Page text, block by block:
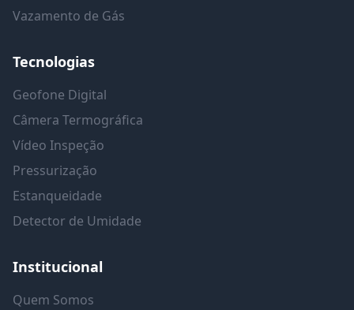
Vazamento de Gás
Tecnologias
Geofone Digital
Câmera Termográfica
Vídeo Inspeção
Pressurização
Estanqueidade
Detector de Umidade
Institucional
Quem Somos